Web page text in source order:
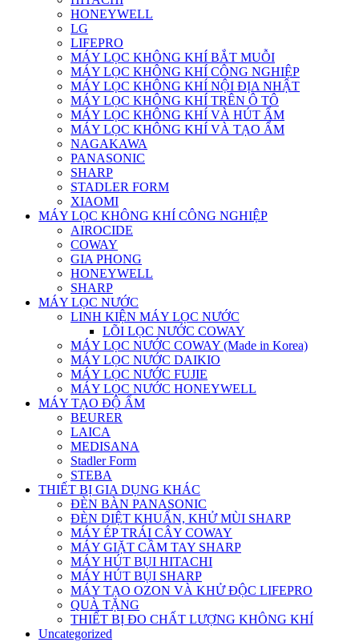
HONEYWELL
LG
LIFEPRO
MÁY LỌC KHÔNG KHÍ BẮT MUỖI
MÁY LỌC KHÔNG KHÍ CÔNG NGHIỆP
MÁY LỌC KHÔNG KHÍ NỘI ĐỊA NHẬT
MÁY LỌC KHÔNG KHÍ TRÊN Ô TÔ
MÁY LỌC KHÔNG KHÍ VÀ HÚT ẨM
MÁY LỌC KHÔNG KHÍ VÀ TẠO ẨM
NAGAKAWA
PANASONIC
SHARP
STADLER FORM
XIAOMI
MÁY LỌC KHÔNG KHÍ CÔNG NGHIỆP
AIROCIDE
COWAY
GIA PHONG
HONEYWELL
SHARP
MÁY LỌC NƯỚC
LINH KIỆN MÁY LỌC NƯỚC
LÕI LỌC NƯỚC COWAY
MÁY LỌC NƯỚC COWAY (Made in Korea)
MÁY LỌC NƯỚC DAIKIO
MÁY LỌC NƯỚC FUJIE
MÁY LỌC NƯỚC HONEYWELL
MÁY TẠO ĐỘ ẨM
BEURER
LAICA
MEDISANA
Stadler Form
STEBA
THIẾT BỊ GIA DỤNG KHÁC
ĐÈN BÀN PANASONIC
ĐÈN DIỆT KHUẨN, KHỬ MÙI SHARP
MÁY ÉP TRÁI CÂY COWAY
MÁY GIẶT CẦM TAY SHARP
MÁY HÚT BỤI HITACHI
MÁY HÚT BỤI SHARP
MÁY TẠO OZON VÀ KHỬ ĐỘC LIFEPRO
QUÀ TẶNG
THIẾT BỊ ĐO CHẤT LƯỢNG KHÔNG KHÍ
Uncategorized